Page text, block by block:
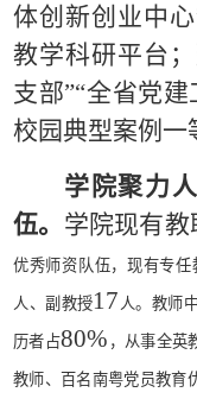
体创新创业中心
教学科研平台
支部”“全省党建
校园典型案例一
学院聚力
伍。 学院现有教
优秀师资队伍，现有专任
人、副教授17 人。教师
历者占80% ，从事全英
教师、百名南粤党员教育